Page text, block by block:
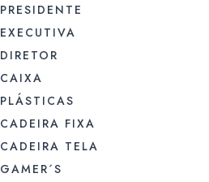
PRESIDENTE
EXECUTIVA
DIRETOR
CAIXA
PLÁSTICAS
CADEIRA FIXA
CADEIRA TELA
GAMER´S